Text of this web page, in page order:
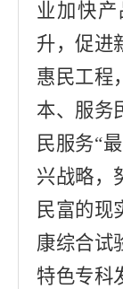
业加快
升，促进
惠民工程
本、服务
民服务“
兴战略，
民富的现
康综合试
特色专科